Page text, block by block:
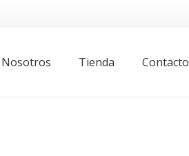
Nosotros Tienda Contacto